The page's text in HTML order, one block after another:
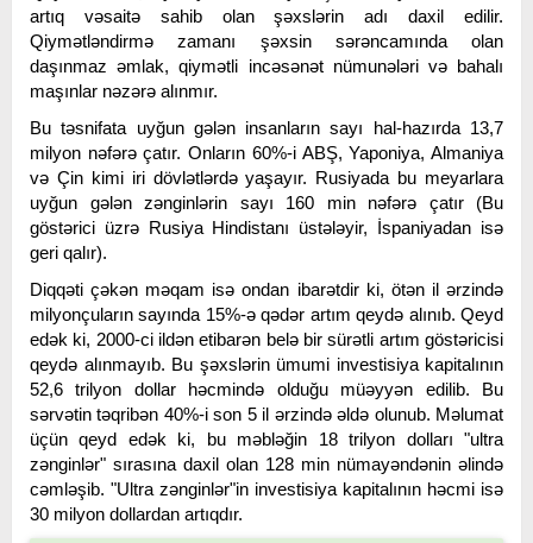
artıq vəsaitə sahib olan şəxslərin adı daxil edilir.
Qiymətləndirmə zamanı şəxsin sərəncamında olan
daşınmaz əmlak, qiymətli incəsənət nümunələri və bahalı
maşınlar nəzərə alınmır.
Bu təsnifata uyğun gələn insanların sayı hal-hazırda 13,7
milyon nəfərə çatır. Onların 60%-i ABŞ, Yaponiya, Almaniya
və Çin kimi iri dövlətlərdə yaşayır. Rusiyada bu meyarlara
uyğun gələn zənginlərin sayı 160 min nəfərə çatır (Bu
göstərici üzrə Rusiya Hindistanı üstələyir, İspaniyadan isə
geri qalır).
Diqqəti çəkən məqam isə ondan ibarətdir ki, ötən il ərzində
milyonçuların sayında 15%-ə qədər artım qeydə alınıb. Qeyd
edək ki, 2000-ci ildən etibarən belə bir sürətli artım göstəricisi
qeydə alınmayıb. Bu şəxslərin ümumi investisiya kapitalının
52,6 trilyon dollar həcmində olduğu müəyyən edilib. Bu
sərvətin təqribən 40%-i son 5 il ərzində əldə olunub. Məlumat
üçün qeyd edək ki, bu məbləğin 18 trilyon dolları "ultra
zənginlər" sırasına daxil olan 128 min nümayəndənin əlində
cəmləşib. "Ultra zənginlər"in investisiya kapitalının həcmi isə
30 milyon dollardan artıqdır.